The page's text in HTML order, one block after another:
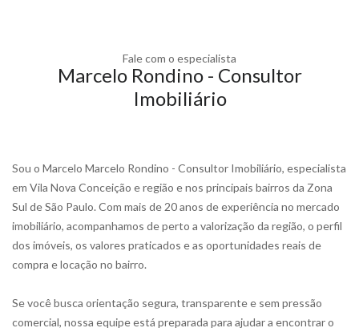
Fale com o especialista
Marcelo Rondino - Consultor
Imobiliário
Sou o Marcelo Marcelo Rondino - Consultor Imobiliário, especialista
em Vila Nova Conceição e região e nos principais bairros da Zona
Sul de São Paulo. Com mais de 20 anos de experiência no mercado
imobiliário, acompanhamos de perto a valorização da região, o perfil
dos imóveis, os valores praticados e as oportunidades reais de
compra e locação no bairro.
Se você busca orientação segura, transparente e sem pressão
comercial, nossa equipe está preparada para ajudar a encontrar o